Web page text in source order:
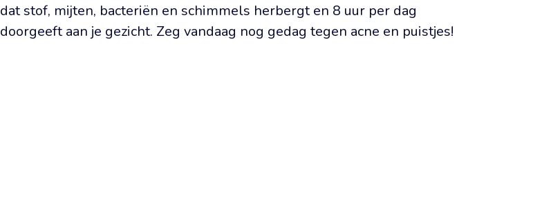
dat stof, mijten, bacteriën en schimmels herbergt en 8 uur per dag
doorgeeft aan je gezicht. Zeg vandaag nog gedag tegen acne en puistjes!